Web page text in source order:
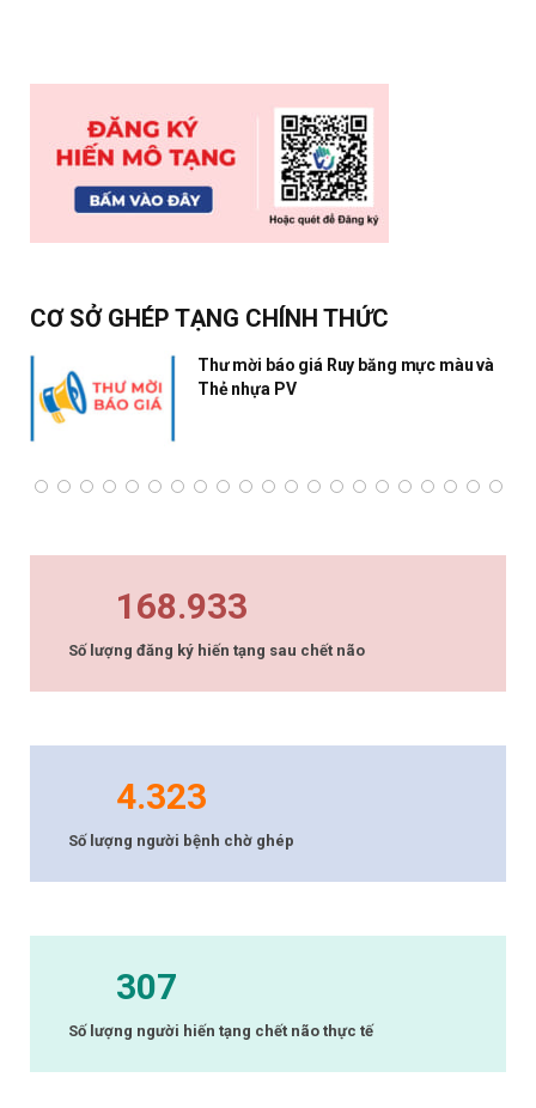
CƠ SỞ GHÉP TẠNG CHÍNH THỨC
Thư mời báo giá Ruy băng mực màu và
Thẻ nhựa PV
168.933
Số lượng đăng ký hiến tạng sau chết não
4.323
Số lượng người bệnh chờ ghép
307
Số lượng người hiến tạng chết não thực tế